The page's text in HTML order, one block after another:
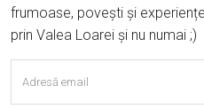
frumoase, povești și
prin Valea Loarei și nu numai ;)
email